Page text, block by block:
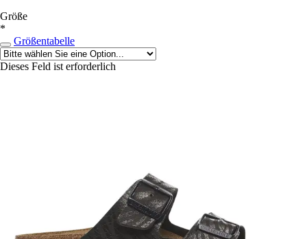
Größe
*
Größentabelle
Dieses Feld ist erforderlich